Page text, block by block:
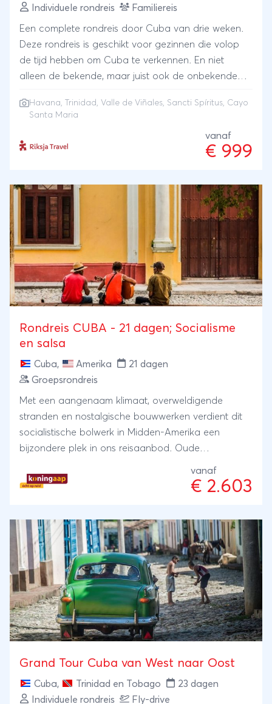
Individuele rondreis Familiereis
Een complete rondreis door Cuba van drie weken.
Deze rondreis is geschikt voor gezinnen die volop
de tijd hebben om Cuba te verkennen. En niet
alleen de bekende, maar juist ook de onbekende
tabaksvelden bij Viñales. Combineer authentiek en
Spíritus. Strand? Bij ongerept Cayo Santa Maria.
Havana, Trinidad , Valle de Viñales, Sancti Spíritus, Cayo
Santa Maria
vanaf
€ 999
Rondreis CUBA - 21 dagen; Socialisme
en salsa
Cuba, Amerika
21 dagen
Groepsrondreis
Met een aangenaam klimaat, overweldigende
stranden en nostalgische bouwwerken verdient dit
socialistische bolwerk in Midden-Amerika een
bijzondere plek in ons reisaanbod. Oude
straten, terwijl zwoele salsaritmen je tegemoet
vriendelijke Cubanen hebben altijd tijd voor een
praatje. Beleef dit bijzondere land tijdens deze
rondreis Cuba!
vanaf
€ 2.603
Grand Tour Cuba van West naar Oost
Cuba, Trinidad en Tobago
23 dagen
Individuele rondreis
Fly-drive